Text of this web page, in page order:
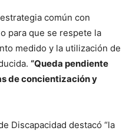
común con
para que se respete la
medido y la utilización de
“Queda pendiente
de concientización y
Discapacidad destacó “la